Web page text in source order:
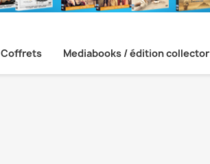
Coffrets Mediabooks / édition collector